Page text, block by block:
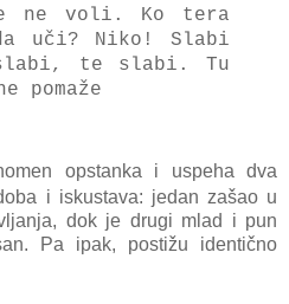
ne voli. Ko tera
uči? Niko! Slabi
te slabi. Tu
pomaže
opstanka i uspeha dva
i iskustava: jedan zašao u
dok je drugi mlad i pun
Pa ipak, postižu identično